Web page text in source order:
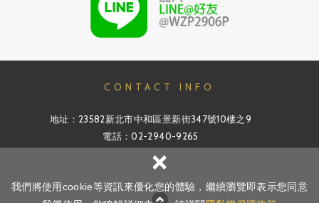
我們將使用cookie等資訊來優化您的體驗，繼續瀏覽即表示您同意
×
CONTACT INFO
地址：23582新北市中和區景新街347號10樓之9
電話：02-2940-9265
信箱：info@v-pro.com.tw
All Rights Reserved.